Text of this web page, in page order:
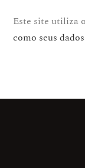
Este site utiliza
como seus